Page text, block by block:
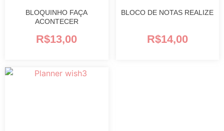
BLOQUINHO FAÇA
ACONTECER
R$13,00
BLOCO DE NOTAS REALIZE
R$14,00